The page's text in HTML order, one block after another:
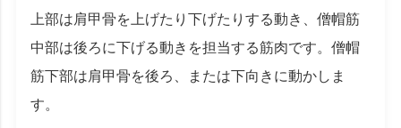
上部は肩甲骨を上げたり下げたりする動き、僧帽筋
中部は後ろに下げる動きを担当する筋肉です。僧帽
筋下部は肩甲骨を後ろ、または下向きに動かしま
す。